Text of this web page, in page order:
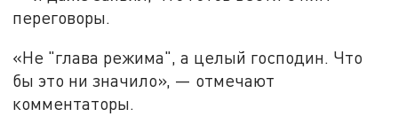
переговоры.
«Не "глава режима", а целый господин. Что
бы это ни значило», — отмечают
комментаторы.